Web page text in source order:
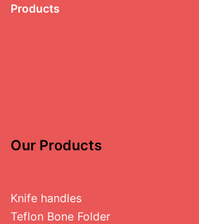
Products
Our Products
Knife handles
Teflon Bone Folder